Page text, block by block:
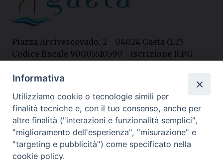
Piazza Arcivescovado, 2 - 04024 Gaeta (LT)
Codice fiscale 90005510590 - Iscrizione R.P.G.
Contatti
Curia
Tel. 0771.740341
Palazzo De Vio
Informativa
Utilizziamo cookie o tecnologie simili per
finalità tecniche e, con il tuo consenso, anche per
altre finalità ("interazioni e funzionalità semplici",
"miglioramento dell'esperienza", "misurazione" e
"targeting e pubblicità") come specificato nella
cookie policy.